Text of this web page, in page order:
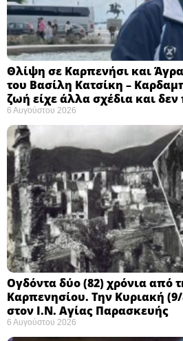
Θλίψη σε Καρπενήσι και
του Βασίλη Κατσίκη –
ζωή είχε άλλα σχέδια και
6 Αυγούστου 2026
Ογδόντα δύο (82) χρόνια από
Καρπενησίου. Την Κυριακή
στον Ι.Ν. Αγίας Παρασκευής
6 Αυγούστου 2026